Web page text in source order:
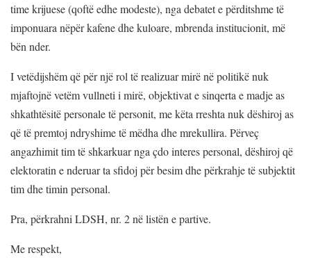
time krijuese (qoftë edhe modeste), nga debatet e përditshme të
imponuara nëpër kafene dhe kuloare, mbrenda institucionit, më
bën nder.
I vetëdijshëm që për një rol të realizuar mirë në politikë nuk
mjaftojnë vetëm vullneti i mirë, objektivat e sinqerta e madje as
shkathtësitë personale të personit, me këta rreshta nuk dëshiroj as
që të premtoj ndryshime të mëdha dhe mrekullira. Përveç
angazhimit tim të shkarkuar nga çdo interes personal, dëshiroj që
elektoratin e nderuar ta sfidoj për besim dhe përkrahje të subjektit
tim dhe timin personal.
Pra, përkrahni LDSH, nr. 2 në listën e partive.
Me respekt,